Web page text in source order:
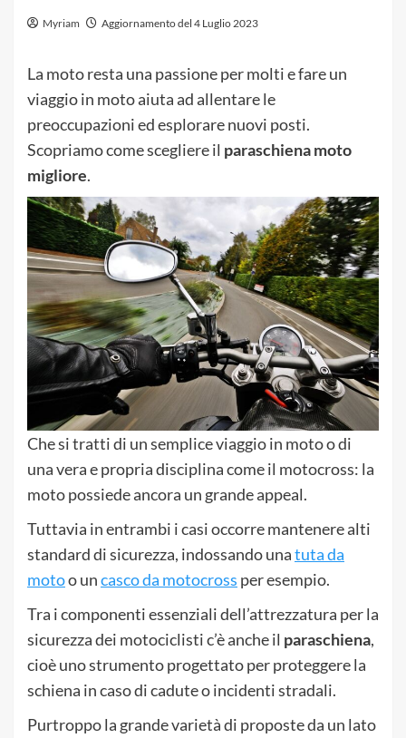
Myriam Aggiornamento del 4 Luglio 2023
La moto resta una passione per molti e fare un
viaggio in moto aiuta ad allentare le
preoccupazioni ed esplorare nuovi posti.
Scopriamo come scegliere il paraschiena moto
migliore.
Che si tratti di un semplice viaggio in moto o di
una vera e propria disciplina come il motocross: la
moto possiede ancora un grande appeal.
Tuttavia in entrambi i casi occorre mantenere alti
standard di sicurezza, indossando unatuta da
motoo uncasco da motocross per esempio.
Tra i componenti essenziali dell’attrezzatura per la
sicurezza dei motociclisti c’è anche il paraschiena,
cioè uno strumento progettato per proteggere la
schiena in caso di cadute o incidenti stradali.
Purtroppo la grande varietà di proposte da un lato